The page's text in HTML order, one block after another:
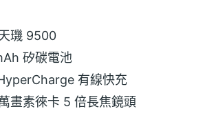
璣 9500
矽碳電池
有線快充
畫素徠卡 5 倍長焦鏡頭